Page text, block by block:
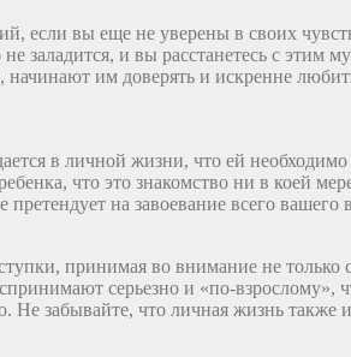
если вы еще не уверены в своих
заладится, и вы расстанетесь с этим
начинают им доверять и искренне
в личной жизни, что ей
что это знакомство ни в коей
на завоевание всего
принимая во внимание не только
серьезно и «по-взрослому»,
Не забывайте, что личная жизнь также